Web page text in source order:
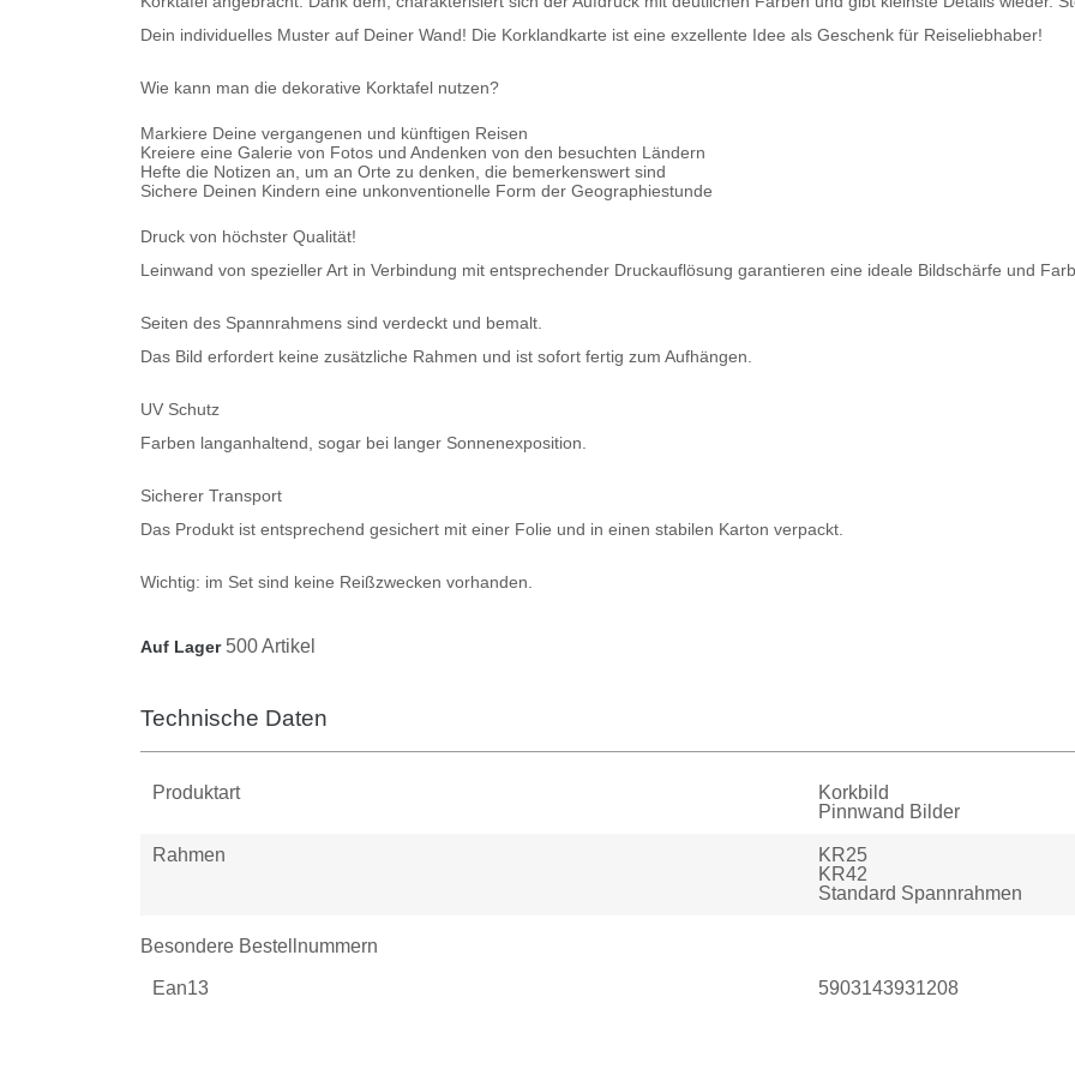
Dein individuelles Muster auf Deiner Wand! Die Korklandkarte ist eine exzellente Idee als Geschenk für Reiseliebhaber!
Wie kann man die dekorative Korktafel nutzen?
Markiere Deine vergangenen und künftigen Reisen
Kreiere eine Galerie von Fotos und Andenken von den besuchten Ländern
Hefte die Notizen an, um an Orte zu denken, die bemerkenswert sind
Sichere Deinen Kindern eine unkonventionelle Form der Geographiestunde
Druck von höchster Qualität!
Leinwand von spezieller Art in Verbindung mit entsprechender Druckauflösung garantieren eine ideale Bildschärfe und
Seiten des Spannrahmens sind verdeckt und bemalt.
Das Bild erfordert keine zusätzliche Rahmen und ist sofort fertig zum Aufhängen.
UV Schutz
Farben langanhaltend, sogar bei langer Sonnenexposition.
Sicherer Transport
Das Produkt ist entsprechend gesichert mit einer Folie und in einen stabilen Karton verpackt.
Wichtig: im Set sind keine Reißzwecken vorhanden.
Auf Lager 500 Artikel
Technische Daten
Produktart
Korkbild
Pinnwand Bilder
Rahmen
KR25
KR42
Standard Spannrahmen
Besondere Bestellnummern
Ean13 5903143931208